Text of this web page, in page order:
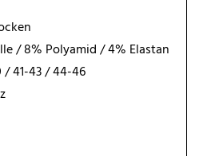
/ 8% Polyamid / 4% Elastan
41-43 / 44-46